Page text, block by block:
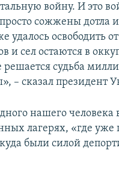
войну. И это
сожжены дотла
удалось освободить
и сел остаются в
решается судьба
– сказал президент
нашего человека
лагерях, «где уже
были силой